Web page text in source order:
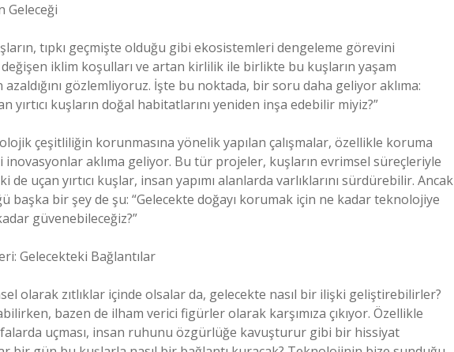
Geleceği
tıpkı geçmişte olduğu gibi ekosistemleri dengeleme görevini
iklim koşulları ve artan kirlilik ile birlikte bu kuşların yaşam
azaldığını gözlemliyoruz. İşte bu noktada, bir soru daha geliyor aklıma:
yırtıcı kuşların doğal habitatlarını yeniden inşa edebilir miyiz?”
çeşitliliğin korunmasına yönelik yapılan çalışmalar, özellikle koruma
aklıma geliyor. Bu tür projeler, kuşların evrimsel süreçleriyle
uçan yırtıcı kuşlar, insan yapımı alanlarda varlıklarını sürdürebilir. Ancak
bir şey de şu: “Gelecekte doğayı korumak için ne kadar teknolojiye
güvenebileceğiz?”
Gelecekteki Bağlantılar
olarak zıtlıklar içinde olsalar da, gelecekte nasıl bir ilişki geliştirebilirler?
bazen de ilham verici figürler olarak karşımıza çıkıyor. Özellikle
uçması, insan ruhunu özgürlüğe kavuşturur gibi bir hissiyat